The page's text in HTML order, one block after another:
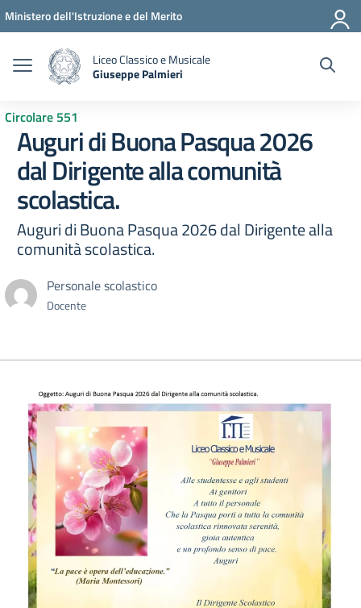
Vai ai contenuti
Vai al menu di navigazione
Vai al footer
Ministero dell'Istruzione e del Merito
Liceo Classico e Musicale
Giuseppe Palmieri
Circolare 551
Auguri di Buona Pasqua 2026
dal Dirigente alla comunità
scolastica.
Auguri di Buona Pasqua 2026 dal Dirigente alla
comunità scolastica.
Personale scolastico
Docente